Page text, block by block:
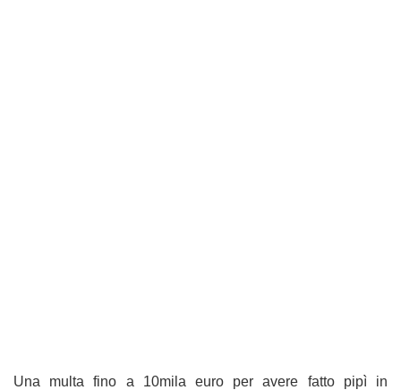
Una multa fino a 10mila euro per avere fatto pipì in